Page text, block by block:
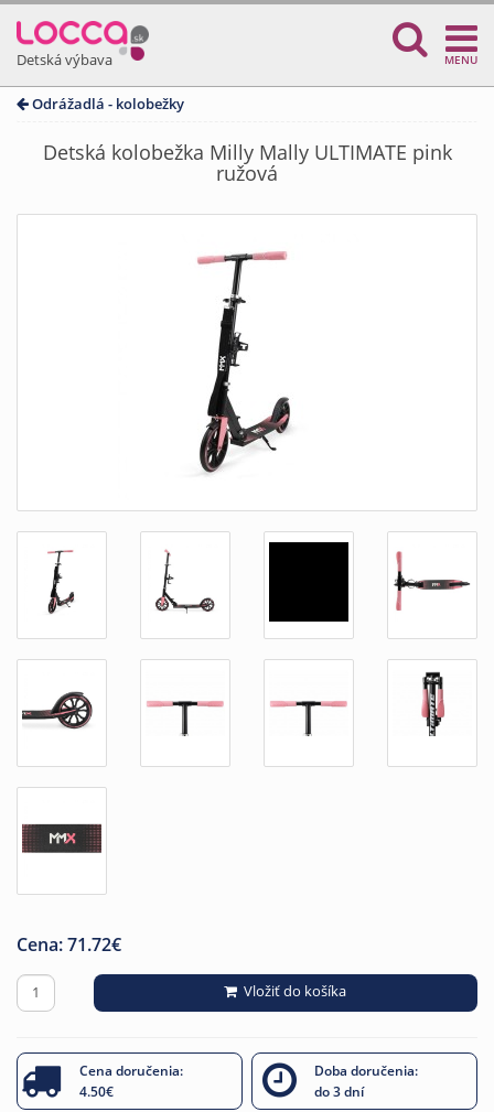
Detská výbava MENU
Odrážadlá - kolobežky
Detská kolobežka Milly Mally ULTIMATE pink
ružová
Cena:71.72€
Vložiť do košíka
Cena doručenia:
4.50€
Doba doručenia:
do 3 dní